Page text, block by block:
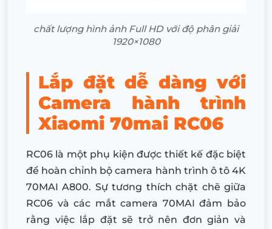
chất lượng hình ảnh Full HD với độ phân giải
1920×1080
Lắp đặt dễ dàng với
Camera hành trình
Xiaomi 70mai RC06
RC06 là một phụ kiện được thiết kế đặc biệt
để hoàn chỉnh bộ camera hành trình ô tô 4K
70MAI A800. Sự tương thích chặt chẽ giữa
RC06 và các mắt camera 70MAI đảm bảo
rằng việc lắp đặt sẽ trở nên đơn giản và